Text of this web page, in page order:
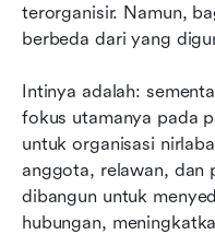
terorganisir. Namun,
berbeda dari yang
Intinya adalah:
fokus utamanya pada
untuk organisasi
anggota, relawan, dan
dibangun untuk
hubungan,